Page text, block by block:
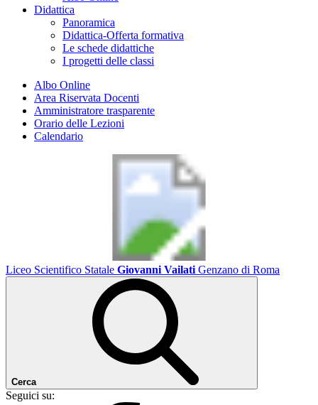
Didattica
Panoramica
Didattica-Offerta formativa
Le schede didattiche
I progetti delle classi
Albo Online
Area Riservata Docenti
Amministratore trasparente
Orario delle Lezioni
Calendario
Liceo Scientifico Statale Giovanni Vailati Genzano di Roma
Cerca
Seguici su: